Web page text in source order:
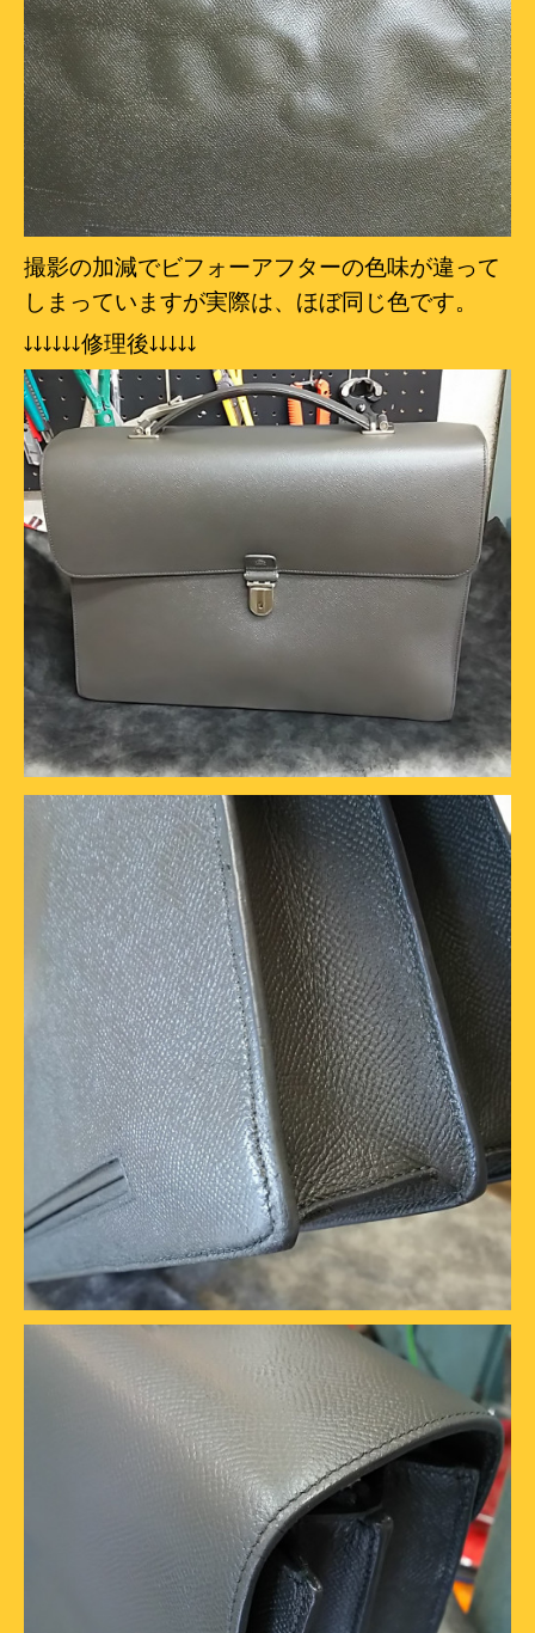
撮影の加減でビフォーアフターの色味が違って
しまっていますが実際は、ほぼ同じ色です。
↓↓↓↓↓↓修理後↓↓↓↓↓